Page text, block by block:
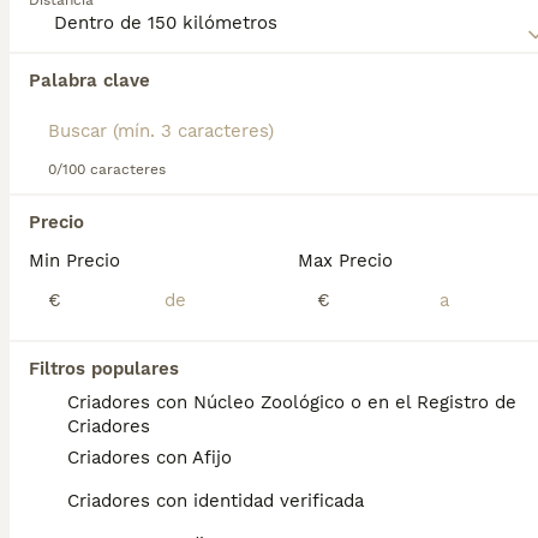
Palabra clave
0/100 caracteres
Precio
Min Precio
€
Max Precio
€
Filtros populares
Criadores con Núcleo Zoológico o en el Registro de
Criadores
Criadores con Afijo
Criadores con identidad verificada
Norfolk Terrier
para obtener información sobre esta raza
Encontramos 0 Norfolk Terrier Cachorros en
Si deseas exactamente esta búsqueda guarda tu
búsqueda y espera el resultado perfecto:
Preguntas frecuentes
¿Cuánto cuesta un cachorro
de Norfolk Terrier?
El coste medio de un cachorro de Norfolk
Terrier en España es de aproximadamente
700€, aunque los precios pueden variar